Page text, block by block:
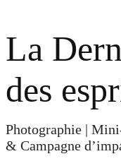
La
des
Photographie |
& Campagne